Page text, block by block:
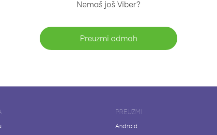
Nemaš još Viber?
Preuzmi odmah
PREUZMI
Android